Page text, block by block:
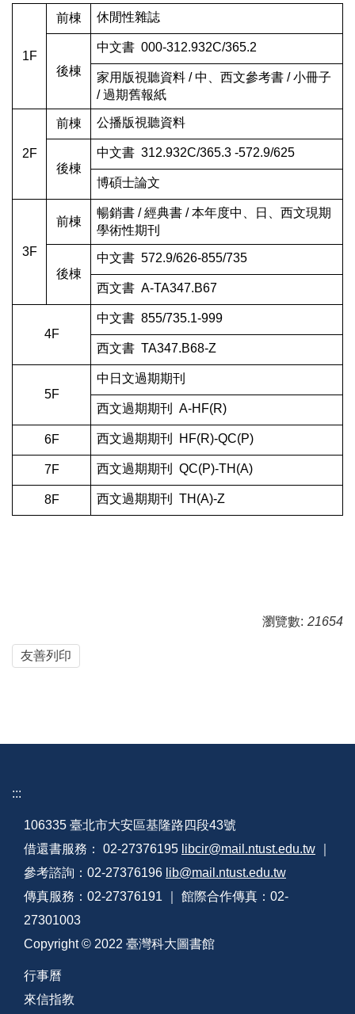
1F
前棟 休閒性雜誌
後棟
中文書  000-312.932C/365.2
家用版視聽資料 / 中、西文參考書 / 小冊子
/ 過期舊報紙
2F
前棟 公播版視聽資料
後棟
中文書  312.932C/365.3 -572.9/625
博碩士論文
3F
前棟
暢銷書 / 經典書 / 本年度中、日、西文現期
學術性期刊
後棟
中文書  572.9/626-855/735
西文書  A-TA347.B67
4F
中文書  855/735.1-999
西文書  TA347.B68-Z
5F
中日文過期期刊
西文過期期刊  A-HF(R)
6F 西文過期期刊  HF(R)-QC(P)
7F 西文過期期刊  QC(P)-TH(A)
8F 西文過期期刊  TH(A)-Z
瀏覽數: 21654
友善列印
:::
106335 臺北市大安區基隆路四段43號
借還書服務： 02-27376195 libcir@mail.ntust.edu.tw
參考諮詢：02-27376196 lib@mail.ntust.edu.tw
傳真服務：02-27376191 ｜ 館際合作傳真：02-
27301003
Copyright © 2022 臺灣科大圖書館
行事曆
來信指教